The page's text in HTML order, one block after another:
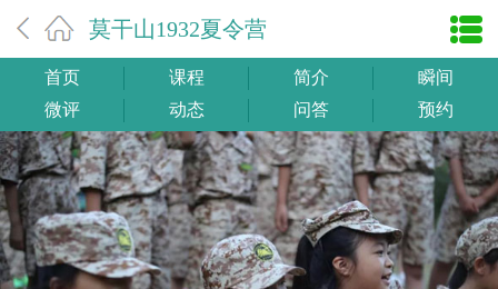
莫干山1932夏令营
首页 课程 简介
瞬间
微评
动态 问答 预约